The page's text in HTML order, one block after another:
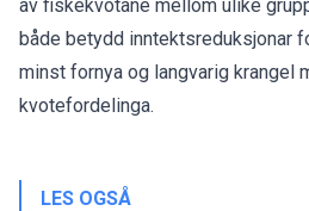
av fiskekvotane mellom ulike
både betydd inntektsreduksjonar
minst fornya og langvarig krangel
kvotefordelinga.
LES OGSÅ